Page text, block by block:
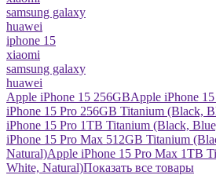
samsung galaxy
huawei
iphone 15
xiaomi
samsung galaxy
huawei
Apple iPhone 15 256GBApple iPhone
iPhone 15 Pro 256GB Titanium (Black,
iPhone 15 Pro 1TB Titanium (Black,
iPhone 15 Pro Max 512GB Titanium
Natural)Apple iPhone 15 Pro Max 1TB
White, Natural)Показать все товары